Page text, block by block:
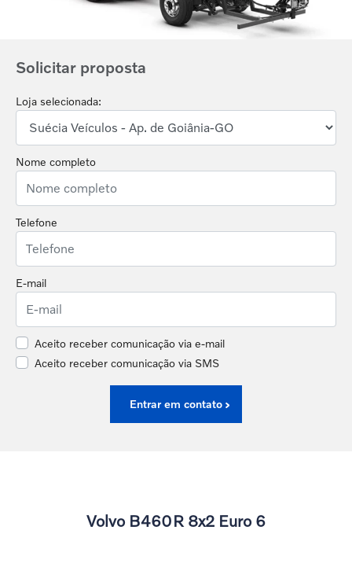
Solicitar proposta
Loja selecionada:
Nome completo
Telefone
E-mail
Aceito receber comunicação via e-mail
Aceito receber comunicação via SMS
Entrar em contato
Volvo B460R 8x2 Euro 6